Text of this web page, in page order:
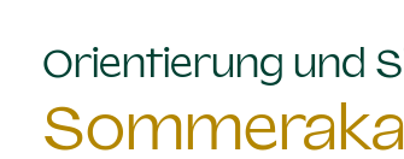
Orientierung und